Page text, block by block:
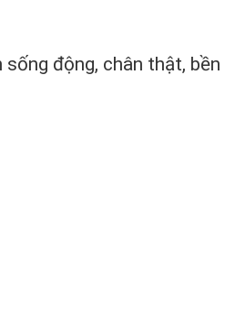
động, chân thật, bền